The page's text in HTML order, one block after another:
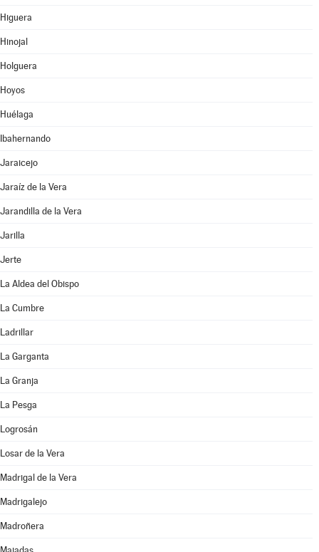
Higuera
Hinojal
Holguera
Hoyos
Huélaga
Ibahernando
Jaraicejo
Jaraíz de la Vera
Jarandilla de la Vera
Jarilla
Jerte
La Aldea del Obispo
La Cumbre
Ladrillar
La Garganta
La Granja
La Pesga
Logrosán
Losar de la Vera
Madrigal de la Vera
Madrigalejo
Madroñera